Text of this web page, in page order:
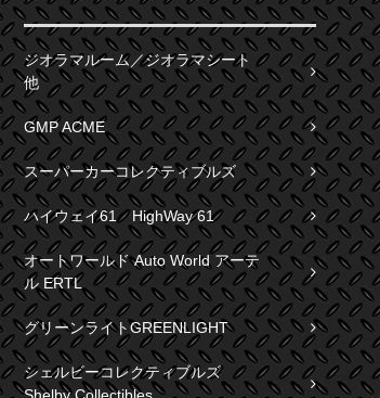
ジオラマルーム／ジオラマシート
他
GMP ACME
スーパーカーコレクティブルズ
ハイウェイ61 HighWay 61
オートワールド Auto World アーテ
ル ERTL
グリーンライトGREENLIGHT
シェルビーコレクティブルズ